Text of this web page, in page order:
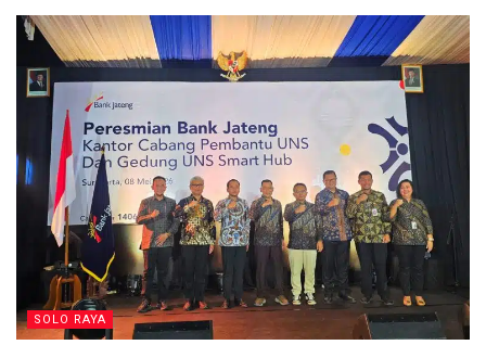
SOLO RAYA